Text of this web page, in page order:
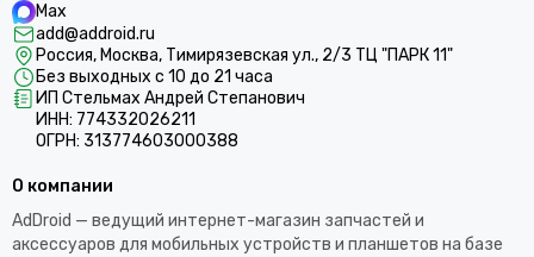
Max
add@addroid.ru
Россия, Москва, Тимирязевская ул., 2/3 ТЦ "ПАРК 11"
Без выходных с 10 до 21 часа
ИП Стельмах Андрей Степанович
ИНН: 774332026211
ОГРН: 313774603000388
О компании
AdDroid — ведущий интернет-магазин запчастей и
аксессуаров для мобильных устройств и планшетов на базе